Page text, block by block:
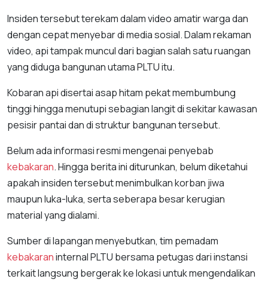
Insiden tersebut terekam dalam video amatir warga dan
dengan cepat menyebar di media sosial. Dalam rekaman
video, api tampak muncul dari bagian salah satu ruangan
yang diduga bangunan utama PLTU itu.
Kobaran api disertai asap hitam pekat membumbung
tinggi hingga menutupi sebagian langit di sekitar kawasan
pesisir pantai dan di struktur bangunan tersebut.
Belum ada informasi resmi mengenai penyebab
kebakaran. Hingga berita ini diturunkan, belum diketahui
apakah insiden tersebut menimbulkan korban jiwa
maupun luka-luka, serta seberapa besar kerugian
material yang dialami.
Sumber di lapangan menyebutkan, tim pemadam
kebakaraninternal PLTU bersama petugas dari instansi
terkait langsung bergerak ke lokasi untuk mengendalikan